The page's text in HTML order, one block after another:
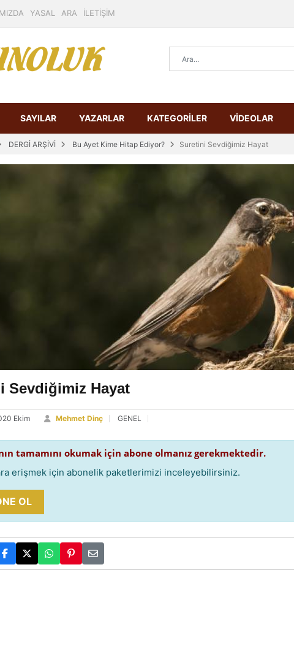
YASAL ARA İLETİŞİM
SAYILAR YAZARLAR KATEGORİLER VİDEOLAR
DERGİ ARŞİVİ Bu Ayet Kime Hitap Ediyor? Suretini Sevdiğimiz Hayat
Sevdiğimiz Hayat
Ekim Mehmet Dinç GENEL
tamamını okumak için abone olmanız gerekmektedir.
erişmek için abonelik paketlerimizi inceleyebilirsiniz.
OL